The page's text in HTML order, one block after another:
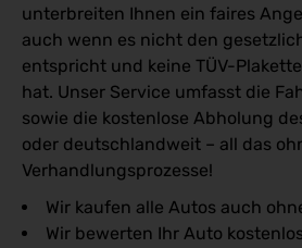
unterbreiten Ihnen ein faires
auch wenn es nicht den
entspricht und keine TÜV-
hat. Unser Service umfasst die
sowie die kostenlose Abholung
oder deutschlandweit – all das
Verhandlungsprozesse!
Wir kaufen alle Autos auch
Wir bewerten Ihr Auto